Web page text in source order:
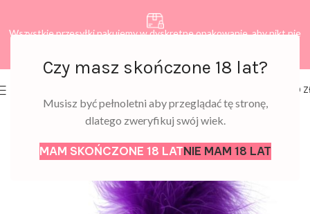
Czy masz skończone 18 lat?
Musisz być pełnoletni aby przeglądać tę stronę,
dlatego zweryfikuj swój wiek.
MAM SKOŃCZONE 18 LATNIE MAM 18 LAT
Wszystkie przesyłki pakujemy w dyskretne opakowanie, aby nikt nie
0,00